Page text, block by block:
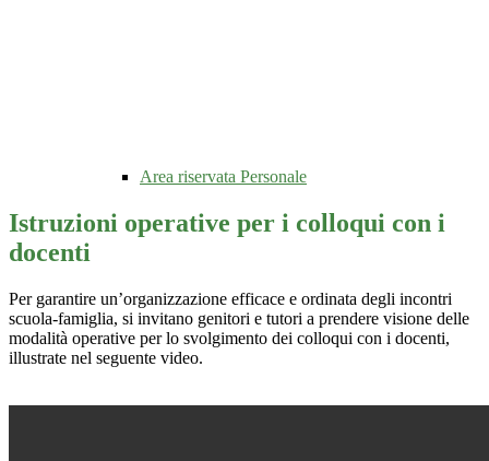
Area riservata Personale
Istruzioni operative per i colloqui con i
docenti
Per garantire un’organizzazione efficace e ordinata degli incontri
scuola-famiglia, si invitano genitori e tutori a prendere visione delle
modalità operative per lo svolgimento dei colloqui con i docenti,
illustrate nel seguente video.